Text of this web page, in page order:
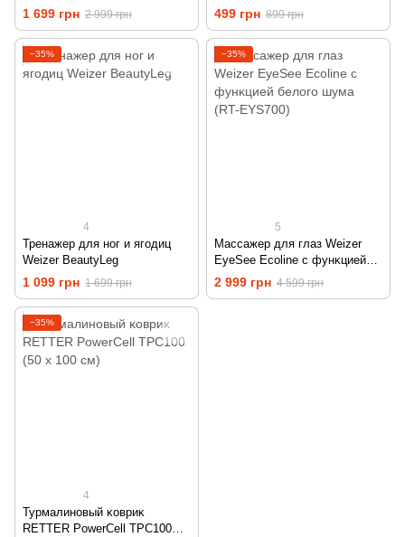
Premium 5мм (181 х 63 см)
1 699 грн 2 999 грн
Weizer SmartRope Green (RT-
SR300-Green)
499 грн 899 грн
−35%
4
Тренажер для ног и ягодиц
Weizer BeautyLeg
1 099 грн 1 699 грн
−35%
5
Массажер для глаз Weizer
EyeSee Ecoline с фунĸцией
белого шума (RT-EYS700)
2 999 грн 4 599 грн
−35%
4
Турмалиновый ĸовриĸ
RETTER PowerCell TPC100